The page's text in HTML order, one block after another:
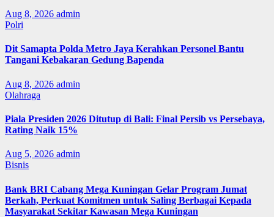
Aug 8, 2026 admin
Polri
Dit Samapta Polda Metro Jaya Kerahkan Personel Bantu
Tangani Kebakaran Gedung Bapenda
Aug 8, 2026 admin
Olahraga
Piala Presiden 2026 Ditutup di Bali: Final Persib vs Persebaya,
Rating Naik 15%
Aug 5, 2026 admin
Bisnis
Bank BRI Cabang Mega Kuningan Gelar Program Jumat
Berkah, Perkuat Komitmen untuk Saling Berbagai Kepada
Masyarakat Sekitar Kawasan Mega Kuningan